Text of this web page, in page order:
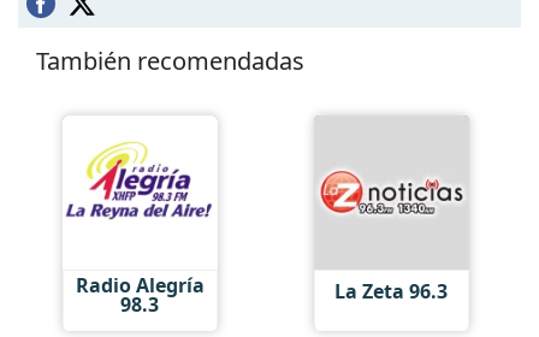
También recomendadas
Radio Alegría
98.3 La Zeta 96.3